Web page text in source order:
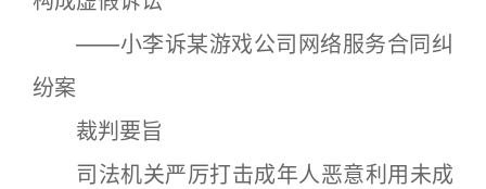
——小李诉某游戏公司网络服务合同纠
纷案
裁判要旨
司法机关严厉打击成年人恶意利用未成